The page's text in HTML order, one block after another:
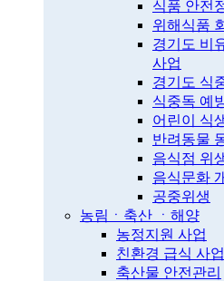
식품 안전
위해식품
경기도 비
사업
경기도 식
식중독 예
어린이 식
반려동물
음식점 위
음식문화
공중위생
농림ㆍ축산 ㆍ해양
농정지원 사업
친환경 급식 사업
축산물 안전관리